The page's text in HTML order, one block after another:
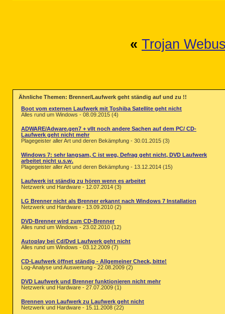
« Trojan
Ähnliche Themen: Brenner/Laufwerk geht ständig auf und zu !!
Boot vom externen Laufwerk mit Toshiba Satellite geht nicht
Alles rund um Windows - 08.09.2015 (4)
ADWARE/Adware.gen7 + vllt noch andere Sachen auf dem PC/ CD-
Laufwerk geht nicht mehr
Plagegeister aller Art und deren Bekämpfung - 30.01.2015 (3)
Windows 7: sehr langsam, C ist weg, Defrag geht nicht, DVD Laufwerk
arbeitet nicht u.s.w.
Plagegeister aller Art und deren Bekämpfung - 13.12.2014 (15)
Laufwerk ist ständig zu hören wenn es arbeitet
Netzwerk und Hardware - 12.07.2014 (3)
LG Brenner nicht als Brenner erkannt nach Windows 7 Installation
Netzwerk und Hardware - 13.09.2010 (2)
DVD-Brenner wird zum CD-Brenner
Alles rund um Windows - 23.02.2010 (12)
Autoplay bei Cd/Dvd Laufwerk geht nicht
Alles rund um Windows - 03.12.2009 (7)
CD-Laufwerk öffnet ständig - Allgemeiner Check, bitte!
Log-Analyse und Auswertung - 22.08.2009 (2)
DVD Laufwerk und Brenner funktionieren nicht mehr
Netzwerk und Hardware - 27.07.2009 (1)
Brennen von Laufwerk zu Laufwerk geht nicht
Netzwerk und Hardware - 15.11.2008 (22)